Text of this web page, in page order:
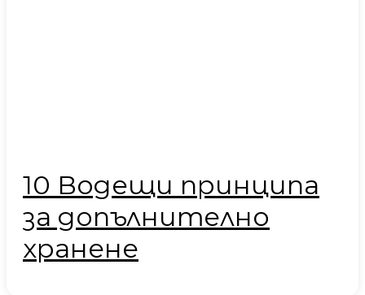
10 Водещи принципа
за допълнително
хранене